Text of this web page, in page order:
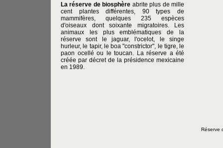
La réserve de biosphère abrite plus de mille
cent plantes différentes, 90 types de
mammifères, quelques 235 espèces
d'oiseaux dont soixante migratoires. Les
animaux les plus emblématiques de la
réserve sont le jaguar, l'ocelot, le singe
hurleur, le tapir, le boa "constrictor", le tigre, le
paon ocellé ou le toucan. La réserve a été
créée par décret de la présidence mexicaine
en 1989.
Réserve